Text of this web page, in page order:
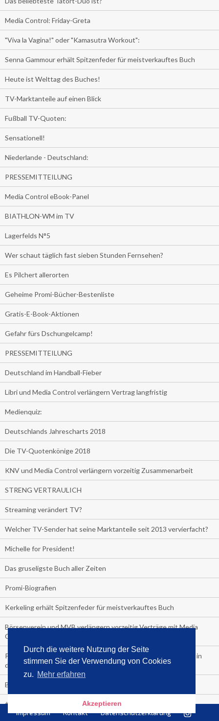
Durch die weitere Nutzung der Seite
stimmen Sie der Verwendung von Cookies
zu. Mehr erfahren
Akzeptieren
Media Control: Friday-Greta
"Viva la Vagina!" oder "Kamasutra Workout":
Senna Gammour erhält Spitzenfeder für meistverkauftes Buch
Heute ist Welttag des Buches!
TV-Marktanteile auf einen Blick
Fußball TV-Quoten:
Sensationell!
Niederlande - Deutschland:
PRESSEMITTEILUNG
Media Control eBook-Panel
BIATHLON-WM im TV
Lagerfelds N°5
Wer schaut täglich fast sieben Stunden Fernsehen?
Es Pilchert allerorten
Geheime Promi-Bücher-Bestenliste
Gratis-E-Book-Aktionen
Gefahr fürs Dschungelcamp!
PRESSEMITTEILUNG
Deutschland im Handball-Fieber
Libri und Media Control verlängern Vertrag langfristig
Medienquiz:
Deutschlands Jahrescharts 2018
Die TV-Quotenkönige 2018
KNV und Media Control verlängern vorzeitig Zusammenarbeit
STRENG VERTRAULICH
Streaming verändert TV?
Welcher TV-Sender hat seine Marktanteile seit 2013 vervierfacht?
Michelle for President!
Das gruseligste Buch aller Zeiten
Promi-Biografien
Kerkeling erhält Spitzenfeder für meistverkauftes Buch
Börsenverein und MVB verlängern vorzeitig Verträge mit Media
Control bis 2024
PocketBook, Ceebo und Umbreit bringen Hörbuch-Downloads in
die Cloud
Bella Bella
#1-Bestseller: "Das ist Alpha!" von Kollegah
Impressum Kontakt Datenschutzerklärung